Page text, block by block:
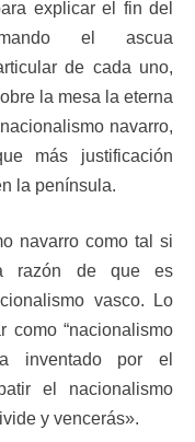
explicar el fin del
el ascua
de cada uno,
la mesa la eterna
navarro,
más justificación
la península.
navarro como tal si
razón de que es
vasco. Lo
como “nacionalismo
inventado por el
el nacionalismo
y vencerás».